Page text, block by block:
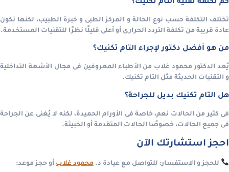
كم تكلفة تقنية التام تكنيك؟
تختلف التكلفة حسب نوع الحالة و المركز الطبى و خبرة الطبيب، لكنها تكون
عادة قريبة من تكلفة التردد الحرارى أو أعلى قليلًا نظرًا للتقنيات المستخدمة.
من هو أفضل دكتور لإجراء التام تكنيك؟
يُعد الدكتور محمود غلاب من الأطباء المعروفين فى مجال الأشعة التداخلية
و التقنيات الحديثة مثل التام تكنيك.
هل التام تكنيك بديل للجراحة؟
فى كثير من الحالات نعم، خاصة فى الأورام الحميدة، لكنه لا يُغنى عن الجراحة
فى جميع الحالات، خصوصًا الحالات المتقدمة أو الخبيثة.
احجز استشارتك الآن
للحجز و الاستفسار: للتواصل مع عيادة د. محمود غلاب أو حجز موعد: